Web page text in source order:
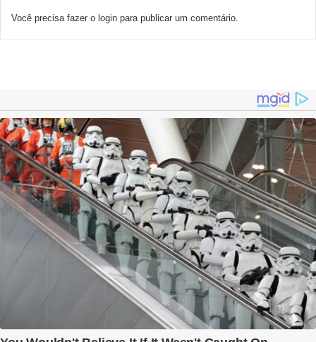
Você precisa fazer o login para publicar um comentário.